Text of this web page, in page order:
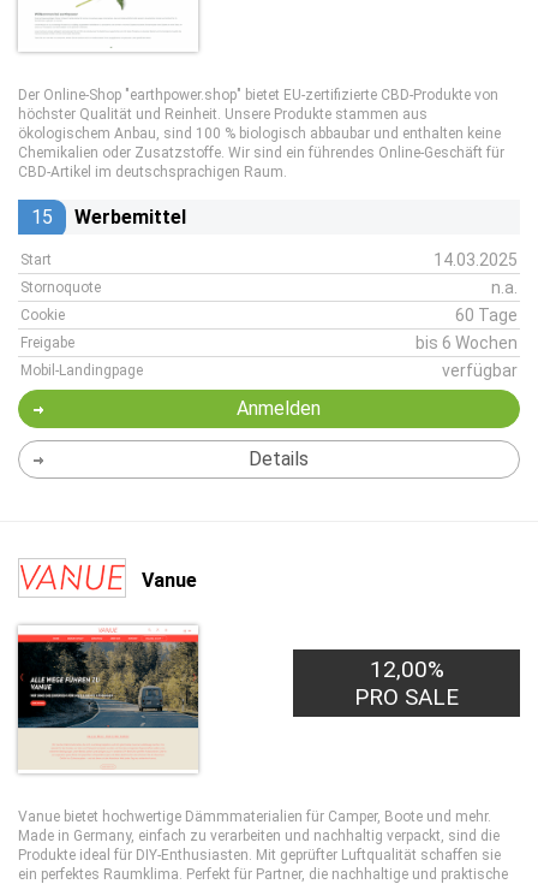
Der Online-Shop "earthpower.shop" bietet EU-zertifizierte CBD-Produkte von
höchster Qualität und Reinheit. Unsere Produkte stammen aus
ökologischem Anbau, sind 100 % biologisch abbaubar und enthalten keine
Chemikalien oder Zusatzstoffe. Wir sind ein führendes Online-Geschäft für
CBD-Artikel im deutschsprachigen Raum.
15 Werbemittel
Start 14.03.2025
Stornoquote n.a.
Cookie 60 Tage
Freigabe bis 6 Wochen
Mobil-Landingpage verfügbar
Anmelden
Details
Vanue
12,00%
PRO SALE
Vanue bietet hochwertige Dämmmaterialien für Camper, Boote und mehr.
Made in Germany, einfach zu verarbeiten und nachhaltig verpackt, sind die
Produkte ideal für DIY-Enthusiasten. Mit geprüfter Luftqualität schaffen sie
ein perfektes Raumklima. Perfekt für Partner, die nachhaltige und praktische